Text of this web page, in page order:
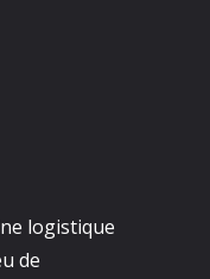
logistique
de